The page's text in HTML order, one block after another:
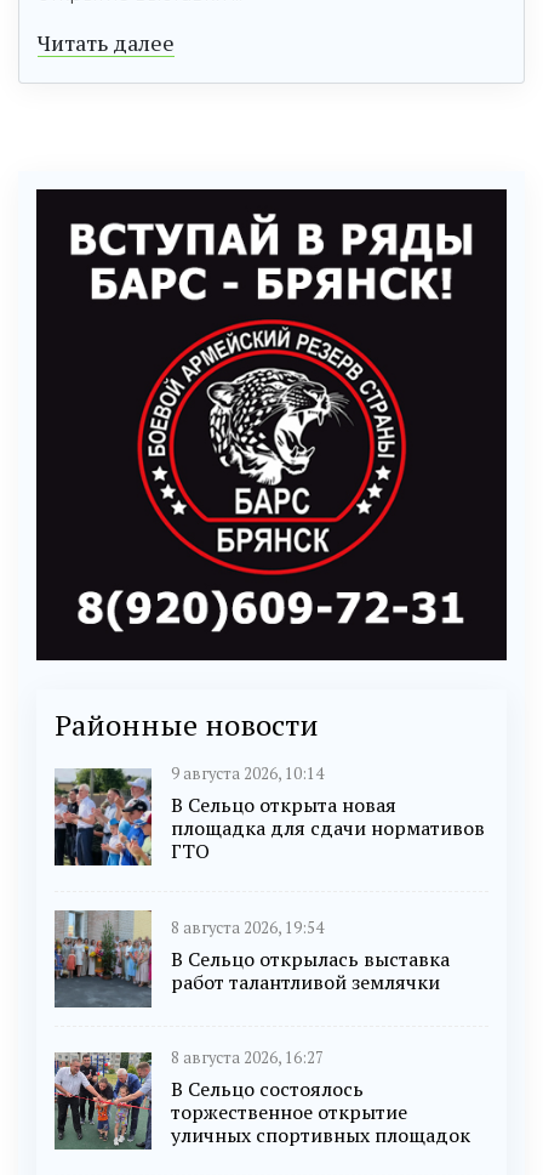
Читать далее
Районные новости
9 августа 2026, 10:14
В Сельцо открыта новая
площадка для сдачи нормативов
ГТО
8 августа 2026, 19:54
В Сельцо открылась выставка
работ талантливой землячки
8 августа 2026, 16:27
В Сельцо состоялось
торжественное открытие
уличных спортивных площадок